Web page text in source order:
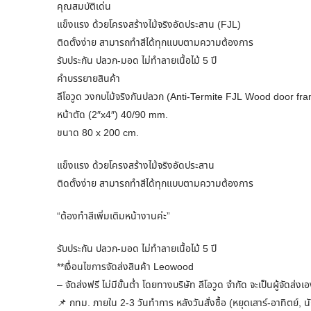
คุณสมบัติเด่น
แข็งแรง ด้วยโครงสร้างไม้จริงอัดประสาน (FJL)
ติดตั้งง่าย สามารถทำสีได้ทุกแบบตามความต้องการ
รับประกัน ปลวก-มอด ไม่ทำลายเนื้อไม้ 5 ปี
คำบรรยายสินค้า
ลีโอวูด วงกบไม้จริงกันปลวก (Anti-Termite FJL Wood door
หน้าตัด (2″x4″) 40/90 mm.
ขนาด 80 x 200 cm.
แข็งแรง ด้วยโครงสร้างไม้จริงอัดประสาน
ติดตั้งง่าย สามารถทำสีได้ทุกแบบตามความต้องการ
“ต้องทำสีเพิ่มเติมหน้างานค่ะ”
รับประกัน ปลวก-มอด ไม่ทำลายเนื้อไม้ 5 ปี
**เงื่อนไขการจัดส่งสินค้า Leowood
– จัดส่งฟรี ไม่มีขั้นต่ำ โดยทางบริษัท ลีโอวูด จำกัด จะเป็นผู้จัดส่งเ
📌 กทม. ภายใน 2-3 วันทำการ หลังวันสั่งซื้อ (หยุดเสาร์-อาทิตย์,